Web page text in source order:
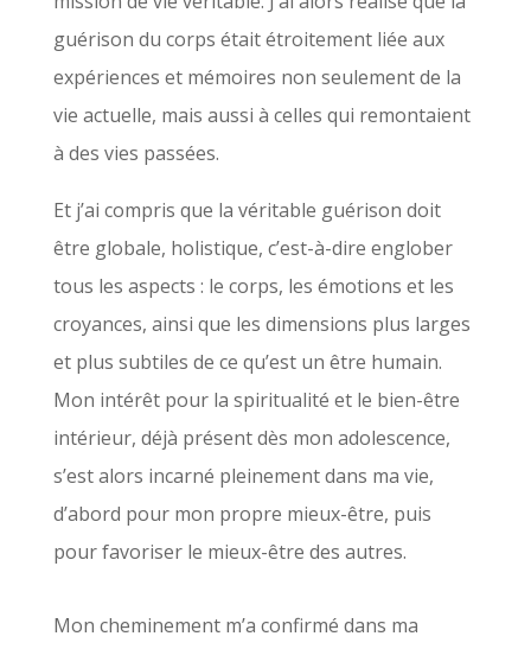
guérison du corps était étroitement liée aux
expériences et mémoires non seulement de la
vie actuelle, mais aussi à celles qui remontaient
à des vies passées.
Et j’ai compris que la véritable guérison doit
être globale, holistique, c’est-à-dire englober
tous les aspects : le corps, les émotions et les
croyances, ainsi que les dimensions plus larges
et plus subtiles de ce qu’est un être humain.
Mon intérêt pour la spiritualité et le bien-être
intérieur, déjà présent dès mon adolescence,
s’est alors incarné pleinement dans ma vie,
d’abord pour mon propre mieux-être, puis
pour favoriser le mieux-être des autres.
Mon cheminement m’a confirmé dans ma